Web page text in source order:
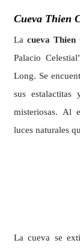
Cueva Thien
Lacueva Thien
Palacio
Long. Se
sus estalactitas
misteriosas. Al
luces naturales
La cueva se